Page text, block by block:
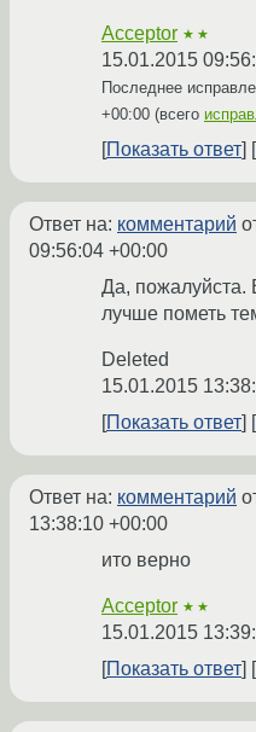
Acceptor ★★
15.01.2015
Последнее
+00:00 (всего
Показать ответ
Ответ на: комментарий
09:56:04 +00:00
Да, пожалуйста.
лучше пометь
Deleted
15.01.2015
Показать ответ
Ответ на: комментарий
13:38:10 +00:00
ито верно
Acceptor ★★
15.01.2015
Показать ответ